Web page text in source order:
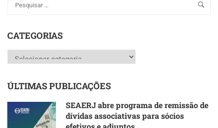
CATEGORIAS
Categorias
ÚLTIMAS PUBLICAÇÕES
SEAERJ abre programa de remissão de
dívidas associativas para sócios